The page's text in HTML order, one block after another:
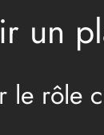
un
le rôle